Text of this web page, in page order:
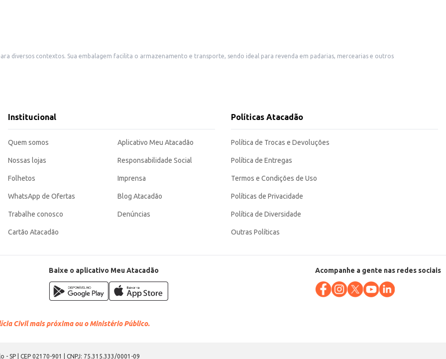
para revenda em padarias, mercearias e outros
um bom rendimento por pacote. Sua praticidade e versatilidade o tornam uma escolha eficiente para o comércio e para o consumo doméstico.
Institucional
Quem somos
Nossas lojas
Folhetos
WhatsApp de Ofertas
Trabalhe conosco
Cartão Atacadão
Aplicativo Meu Atacadão
Responsabilidade Social
Imprensa
Blog Atacadão
Denúncias
Políticas Atacadão
Política de Trocas e Devoluções
Política de Entregas
Termos e Condições de Uso
Políticas de Privacidade
Política de Diversidade
Outras Políticas
Baixe o aplicativo Meu Atacadão Acompanhe a gente nas redes sociais
Civil mais próxima ou o Ministério Público.
SP | CEP 02170-901 | CNPJ: 75.315.333/0001-09